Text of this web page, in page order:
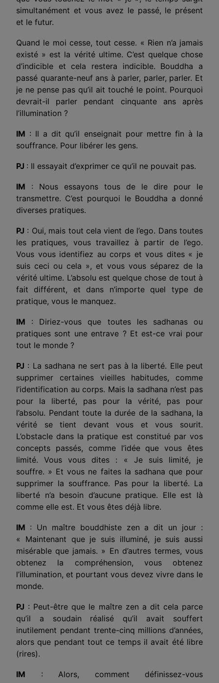
simultanément et vous avez le passé, le présent
et le futur.
Quand le moi cesse, tout cesse. « Rien n’a jamais
existé » est la vérité ultime. C’est quelque chose
d’indicible et cela restera indicible. Bouddha a
passé quarante-neuf ans à parler, parler, parler. Et
je ne pense pas qu’il ait touché le point. Pourquoi
devrait-il parler pendant cinquante ans après
l’illumination ?
IM : Il a dit qu’il enseignait pour mettre fin à la
souffrance. Pour libérer les gens.
PJ : Il essayait d’exprimer ce qu’il ne pouvait pas.
IM : Nous essayons tous de le dire pour le
transmettre. C’est pourquoi le Bouddha a donné
diverses pratiques.
PJ : Oui, mais tout cela vient de l’ego. Dans toutes
les pratiques, vous travaillez à partir de l’ego.
Vous vous identifiez au corps et vous dites « je
suis ceci ou cela », et vous vous séparez de la
vérité ultime. L’absolu est quelque chose de tout à
fait différent, et dans n’importe quel type de
pratique, vous le manquez.
IM : Diriez-vous que toutes les sadhanas ou
pratiques sont une entrave ? Et est-ce vrai pour
tout le monde ?
PJ : La sadhana ne sert pas à la liberté. Elle peut
supprimer certaines vieilles habitudes, comme
l’identification au corps. Mais la sadhana n’est pas
pour la liberté, pas pour la vérité, pas pour
l’absolu. Pendant toute la durée de la sadhana, la
vérité se tient devant vous et vous sourit.
L’obstacle dans la pratique est constitué par vos
concepts passés, comme l’idée que vous êtes
limité. Vous vous dites : « Je suis limité, je
souffre. » Et vous ne faites la sadhana que pour
supprimer la souffrance. Pas pour la liberté. La
liberté n’a besoin d’aucune pratique. Elle est là
comme elle est. Et vous êtes déjà libre.
IM : Un maître bouddhiste zen a dit un jour :
« Maintenant que je suis illuminé, je suis aussi
misérable que jamais. » En d’autres termes, vous
obtenez la compréhension, vous obtenez
l’illumination, et pourtant vous devez vivre dans le
monde.
PJ : Peut-être que le maître zen a dit cela parce
qu’il a soudain réalisé qu’il avait souffert
inutilement pendant trente-cinq millions d’années,
alors que pendant tout ce temps il avait été libre
(rires).
IM : Alors, comment définissez-vous